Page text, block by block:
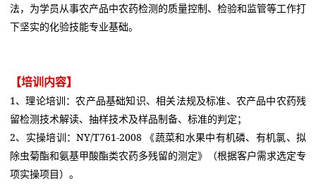
法，为学员从事农产品中农药检测的质量控制、检验和监管等工作打
下坚实的化验技能专业基础。
【培训内容】
1、理论培训：农产品基础知识、相关法规及标准、农产品中农药残
留检测技术解读、抽样技术及样品制备、标准的判定；
2、实操培训：NY/T761-2008 《蔬菜和水果中有机磷、有机氯、拟
除虫菊酯和氨基甲酸酯类农药多残留的测定》（根据客户需求选定专
项实操项目）。